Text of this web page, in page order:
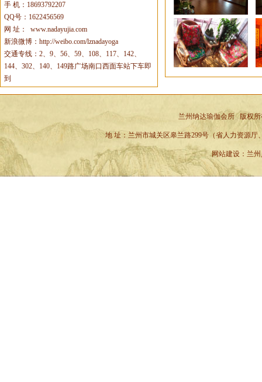
手 机：18693792207
QQ号：1622456569
网 址： www.nadayujia.com
新浪微博：http://weibo.com/lznadayoga
交通专线：2、9、56、59、108、117、142、
144、302、140、149路广场南口西面车站下车即
到
兰州纳达瑜伽会所版权所
地 址：兰州市城关区皋兰路299号（省人力资源
网站建设 ： 兰